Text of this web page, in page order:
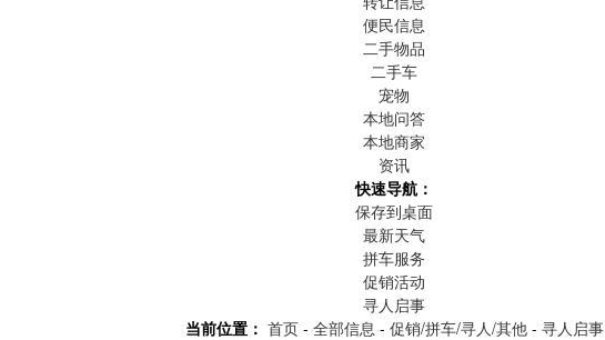
便民信息
二手物品
二手车
宠物
本地问答
本地商家
资讯
快速导航：
保存到桌面
最新天气
拼车服务
促销活动
寻人启事
当前位置： 首页- 全部信息 - 促销/拼车/寻人/其他- 寻人启事